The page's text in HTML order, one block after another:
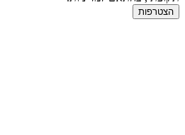
הצטרפות